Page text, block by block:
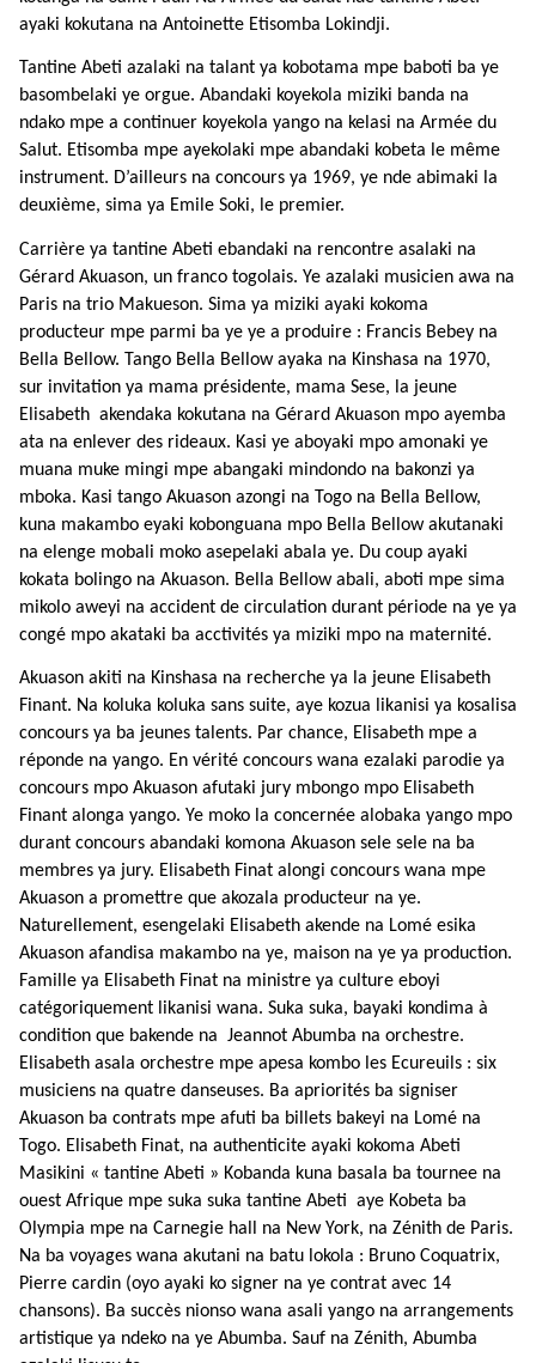
ayaki kokutana na Antoinette Etisomba Lokindji.
Tantine Abeti azalaki na talant ya kobotama mpe baboti ba ye
basombelaki ye orgue. Abandaki koyekola miziki banda na
ndako mpe a continuer koyekola yango na kelasi na Armée du
Salut. Etisomba mpe ayekolaki mpe abandaki kobeta le même
instrument. D’ailleurs na concours ya 1969, ye nde abimaki la
deuxième, sima ya Emile Soki, le premier.
Carrière ya tantine Abeti ebandaki na rencontre asalaki na
Gérard Akuason, un franco togolais. Ye azalaki musicien awa na
Paris na trio Makueson. Sima ya miziki ayaki kokoma
producteur mpe parmi ba ye ye a produire : Francis Bebey na
Bella Bellow. Tango Bella Bellow ayaka na Kinshasa na 1970,
sur invitation ya mama présidente, mama Sese, la jeune
Elisabeth akendaka kokutana na Gérard Akuason mpo ayemba
ata na enlever des rideaux. Kasi ye aboyaki mpo amonaki ye
muana muke mingi mpe abangaki mindondo na bakonzi ya
mboka. Kasi tango Akuason azongi na Togo na Bella Bellow,
kuna makambo eyaki kobonguana mpo Bella Bellow akutanaki
na elenge mobali moko asepelaki abala ye. Du coup ayaki
kokata bolingo na Akuason. Bella Bellow abali, aboti mpe sima
mikolo aweyi na accident de circulation durant période na ye ya
congé mpo akataki ba acctivités ya miziki mpo na maternité.
Akuason akiti na Kinshasa na recherche ya la jeune Elisabeth
Finant. Na koluka koluka sans suite, aye kozua likanisi ya kosalisa
concours ya ba jeunes talents. Par chance, Elisabeth mpe a
réponde na yango. En vérité concours wana ezalaki parodie ya
concours mpo Akuason afutaki jury mbongo mpo Elisabeth
Finant alonga yango. Ye moko la concernée alobaka yango mpo
durant concours abandaki komona Akuason sele sele na ba
membres ya jury. Elisabeth Finat alongi concours wana mpe
Akuason a promettre que akozala producteur na ye.
Naturellement, esengelaki Elisabeth akende na Lomé esika
Akuason afandisa makambo na ye, maison na ye ya production.
Famille ya Elisabeth Finat na ministre ya culture eboyi
catégoriquement likanisi wana. Suka suka, bayaki kondima à
condition que bakende na Jeannot Abumba na orchestre.
Elisabeth asala orchestre mpe apesa kombo les Ecureuils : six
musiciens na quatre danseuses. Ba apriorités ba signiser
Akuason ba contrats mpe afuti ba billets bakeyi na Lomé na
Togo. Elisabeth Finat, na authenticite ayaki kokoma Abeti
Masikini « tantine Abeti » Kobanda kuna basala ba tournee na
ouest Afrique mpe suka suka tantine Abeti aye Kobeta ba
Olympia mpe na Carnegie hall na New York, na Zénith de Paris.
Na ba voyages wana akutani na batu lokola : Bruno Coquatrix,
Pierre cardin (oyo ayaki ko signer na ye contrat avec 14
chansons). Ba succès nionso wana asali yango na arrangements
artistique ya ndeko na ye Abumba. Sauf na Zénith, Abumba